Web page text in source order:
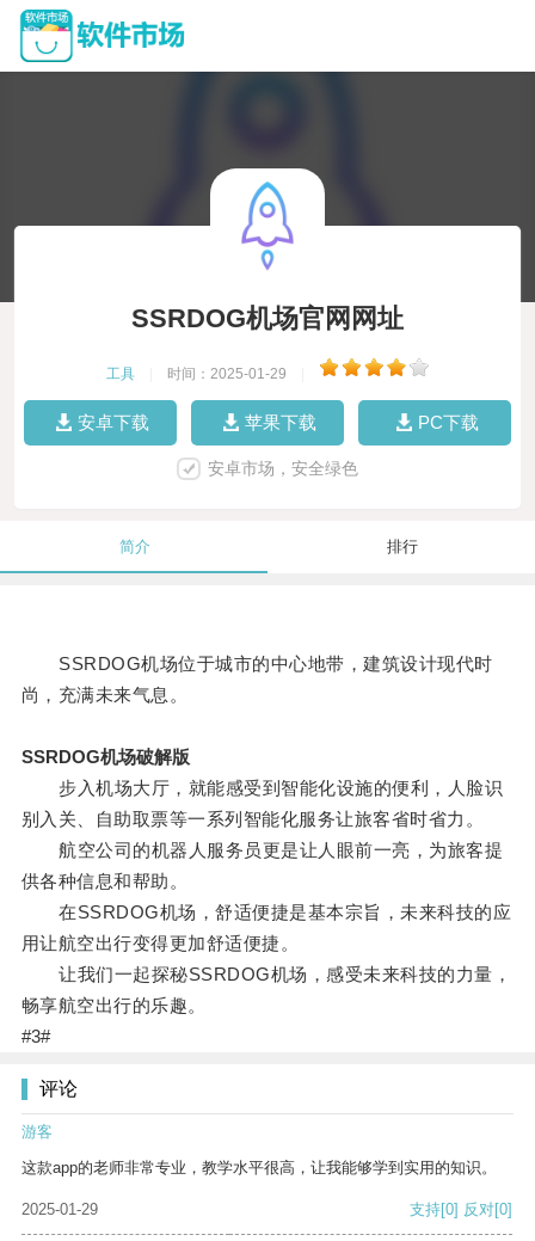
SSRDOG机场官网网址
工具 时间：2025-01-29
安卓下载 苹果下载 PC下载
安卓市场，安全绿色
简介 排行
SSRDOG机场位于城市的中心地带，建筑设计现代时
尚，充满未来气息。
SSRDOG机场破解版
步入机场大厅，就能感受到智能化设施的便利，人脸识
别入关、自助取票等一系列智能化服务让旅客省时省力。
航空公司的机器人服务员更是让人眼前一亮，为旅客提
供各种信息和帮助。
在SSRDOG机场，舒适便捷是基本宗旨，未来科技的应
用让航空出行变得更加舒适便捷。
让我们一起探秘SSRDOG机场，感受未来科技的力量，
畅享航空出行的乐趣。
#3#
评论
游客
这款app的老师非常专业，教学水平很高，让我能够学到实用的知识。
2025-01-29 支持[0] 反对[0]